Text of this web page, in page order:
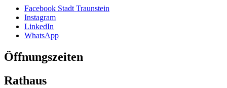
Facebook Stadt Traunstein
Instagram
LinkedIn
WhatsApp
Öffnungszeiten
Rathaus